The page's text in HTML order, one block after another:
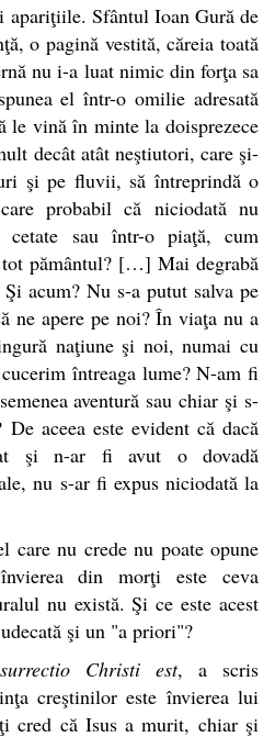
apariţiile. Sfântul Ioan Gură de
o pagină vestită, căreia toată
nu i-a luat nimic din forţa sa
el într-o omilie adresată
le vină în minte la doisprezece
decât atât neştiutori, care şi-
şi pe fluvii, să întreprindă o
probabil că niciodată nu
cetate sau într-o piaţă, cum
pământul? […] Mai degrabă
acum? Nu s-a putut salva pe
ne apere pe noi? În viaţa nu a
naţiune şi noi, numai cu
întreaga lume? N-am fi
aventură sau chiar şi s-
aceea este evident că dacă
şi n-ar fi avut o dovadă
nu s-ar fi expus niciodată la
care nu crede nu poate opune
din morţi este ceva
nu există. Şi ce este acest
şi un "a priori"?
Christi est, a scris
creştinilor este învierea lui
cred că Isus a murit, chiar şi